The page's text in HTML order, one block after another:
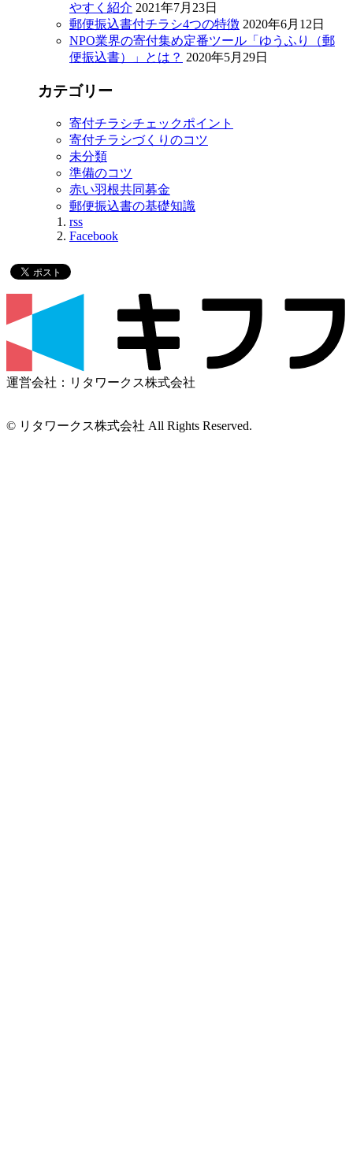
やすく紹介 2021年7月23日
郵便振込書付チラシ4つの特徴 2020年6月12日
NPO業界の寄付集め定番ツール「ゆうふり（郵
便振込書）」とは？ 2020年5月29日
カテゴリー
寄付チラシチェックポイント
寄付チラシづくりのコツ
未分類
準備のコツ
赤い羽根共同募金
郵便振込書の基礎知識
rss
Facebook
運営会社：リタワークス株式会社
© リタワークス株式会社 All Rights Reserved.